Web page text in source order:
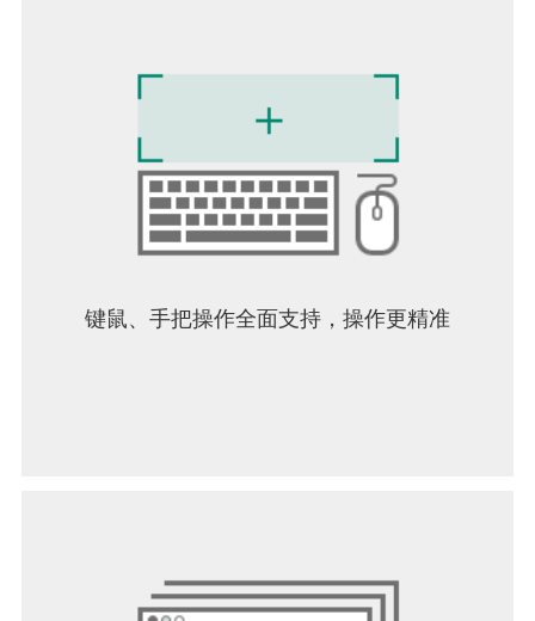
游戏或Com2uS官网中查看。
- 使用条款：
http://terms.withhive.com/terms/policy/view/M11/T1
- 个人信息保护政策：
http://terms.withhive.com/terms/policy/view/M11/T3
• 游戏咨询，可通过Com2uS客服中心
（http://www.withhive.com）[客服]--[咨询]菜单，提
交咨询问题。
键鼠、手把操作全面支持，操作更精准